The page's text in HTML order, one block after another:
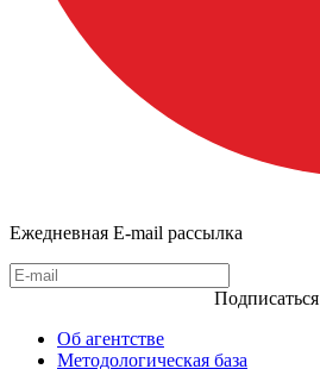
Ежедневная E-mail рассылка
Подписаться
Об агентстве
Методологическая база